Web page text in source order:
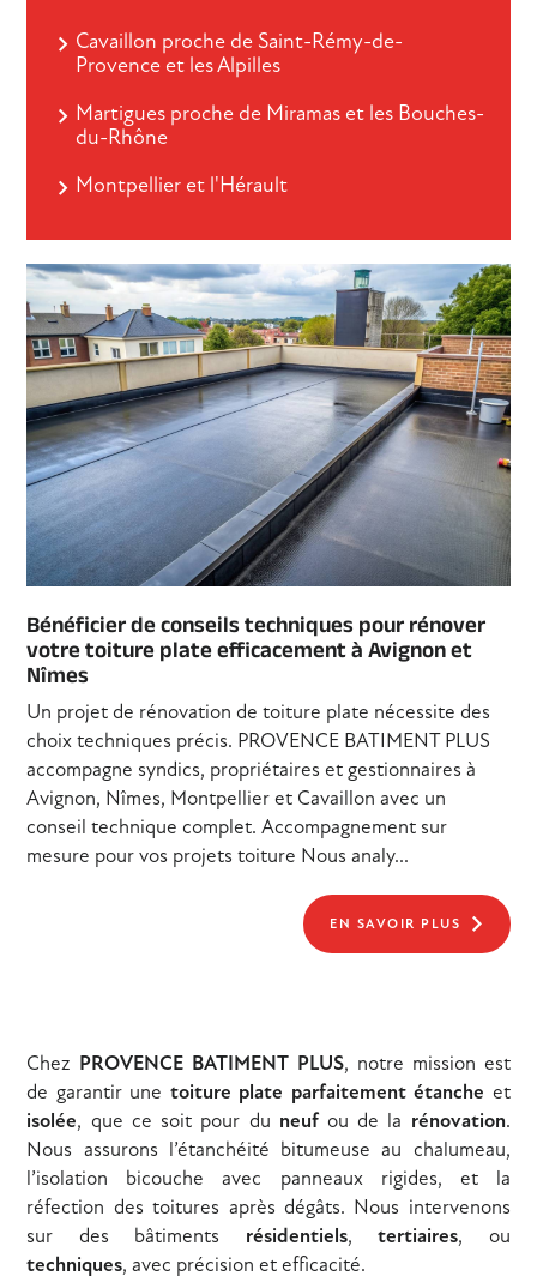
Cavaillon proche de Saint-Rémy-de-
Provence et les Alpilles
Martigues proche de Miramas et les Bouches-
du-Rhône
Montpellier et l'Hérault
Bénéficier de conseils techniques pour rénover
votre toiture plate efficacement à Avignon et
Nîmes
Un projet de rénovation de toiture plate nécessite des
choix techniques précis. PROVENCE BATIMENT PLUS
accompagne syndics, propriétaires et gestionnaires à
Avignon, Nîmes, Montpellier et Cavaillon avec un
conseil technique complet. Accompagnement sur
mesure pour vos projets toiture Nous analy...
EN SAVOIR PLUS
Chez PROVENCE BATIMENT PLUS, notre mission est
de garantir une toiture plate parfaitement étanche et
isolée, que ce soit pour du neufou de la rénovation.
Nous assurons l’étanchéité bitumeuse au chalumeau,
l’isolation bicouche avec panneaux rigides, et la
réfection des toitures après dégâts. Nous intervenons
sur des bâtiments résidentiels,tertiaires, ou
techniques, avec précision et efficacité.